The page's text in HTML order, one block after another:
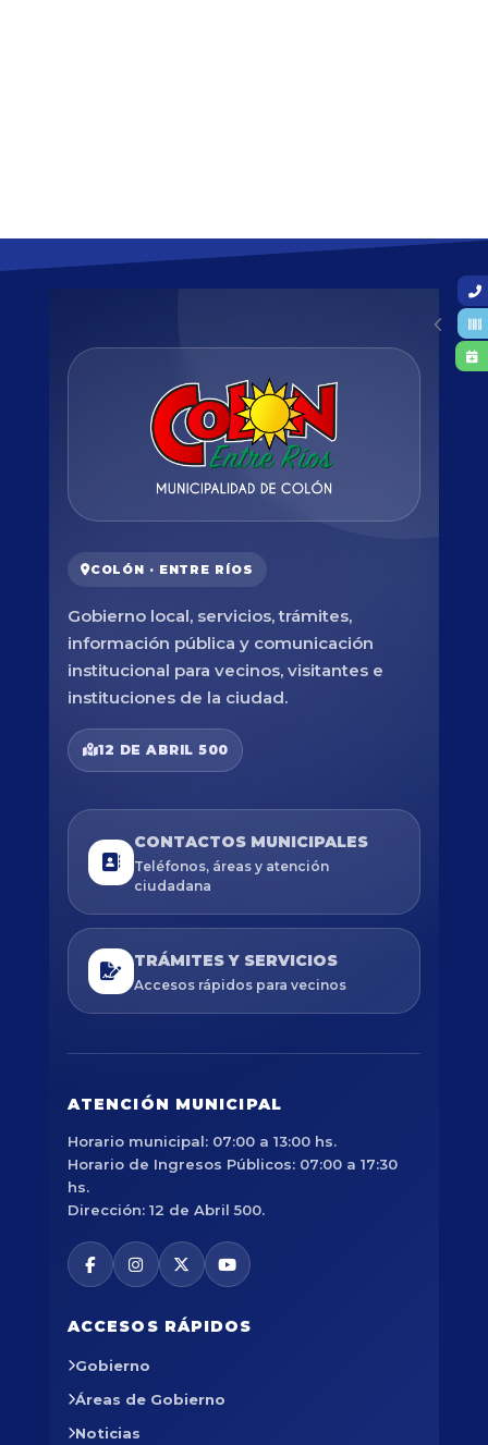
COLÓN · ENTRE RÍOS
Gobierno local, servicios, trámites,
información pública y comunicación
institucional para vecinos, visitantes e
instituciones de la ciudad.
12 DE ABRIL 500
CONTACTOS MUNICIPALES
Teléfonos, áreas y atención
ciudadana
TRÁMITES Y SERVICIOS
Accesos rápidos para vecinos
ATENCIÓN MUNICIPAL
Horario municipal: 07:00 a 13:00 hs.
Horario de Ingresos Públicos: 07:00 a 17:30
hs.
Dirección: 12 de Abril 500.
ACCESOS RÁPIDOS
Gobierno
Áreas de Gobierno
Noticias